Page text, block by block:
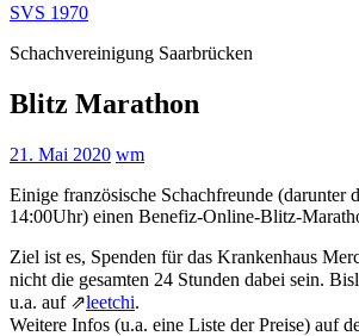
SVS 1970
Schachvereinigung Saarbrücken
Blitz Marathon
21. Mai 2020 wm
Einige französische Schachfreunde (darunter
14:00Uhr) einen Benefiz-Online-Blitz-
Ziel ist es, Spenden für das Krankenhaus
nicht die gesamten 24 Stunden dabei sein.
u.a. auf ⇗leetchi.
Weitere Infos (u.a. eine Liste der Preise) auf